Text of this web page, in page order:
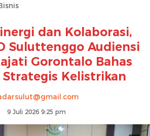
dan Kolaborasi,
Suluttenggo Audiensi
Gorontalo Bahas
Strategis Kelistrikan
9 Juli 2026 9:25 pm